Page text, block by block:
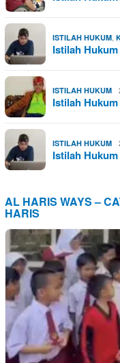
ISTILAH HUKUM,
Istilah
ISTILAH HUKUM
Istilah
ISTILAH HUKUM
Istilah
AL HARIS WAYS –
HARIS